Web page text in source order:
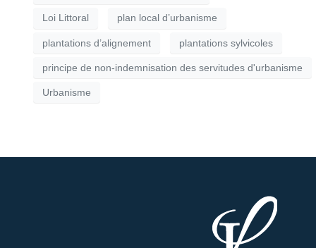
Loi Littoral plan local d’urbanisme
plantations d’alignement plantations sylvicoles
principe de non-indemnisation des servitudes d'urbanisme
Urbanisme